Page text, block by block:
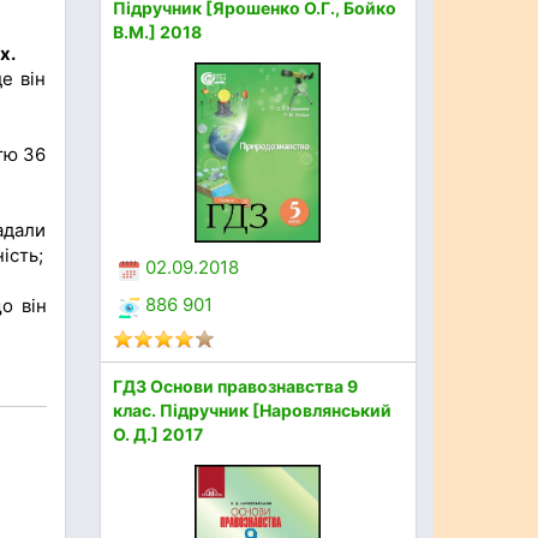
він
36
він
Підручник [Ярошенко О.Г., Бойко
В.М.] 2018
02.09.2018
886 901
ГДЗ Основи правознавства 9
клас. Підручник [Наровлянський
О. Д.] 2017